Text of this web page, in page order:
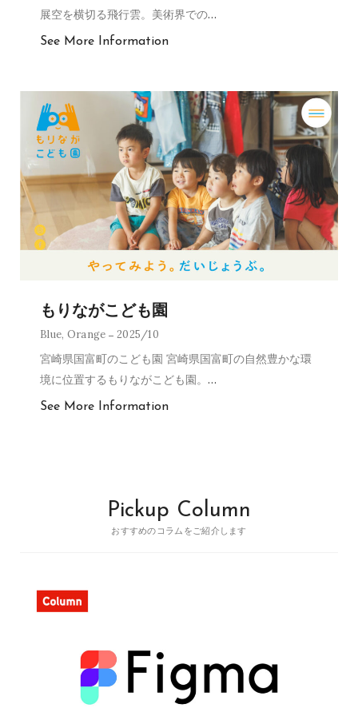
展空を横切る飛行雲。美術界での…
See More Information
もりながこども園
Blue, Orange 2025/10
宮崎県国富町のこども園 宮崎県国富町の自然豊かな環
境に位置するもりながこども園。 …
See More Information
Pickup Column
おすすめのコラムをご紹介します